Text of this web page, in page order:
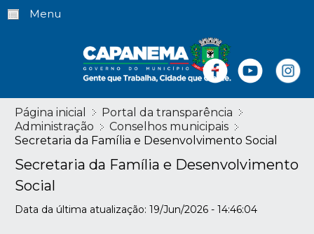
Menu
Página inicial
Portal da transparência
Administração
Conselhos municipais
Secretaria da Família e Desenvolvimento Social
Secretaria da Família e Desenvolvimento
Social
Data da última atualização: 19/Jun/2026 - 14:46:04